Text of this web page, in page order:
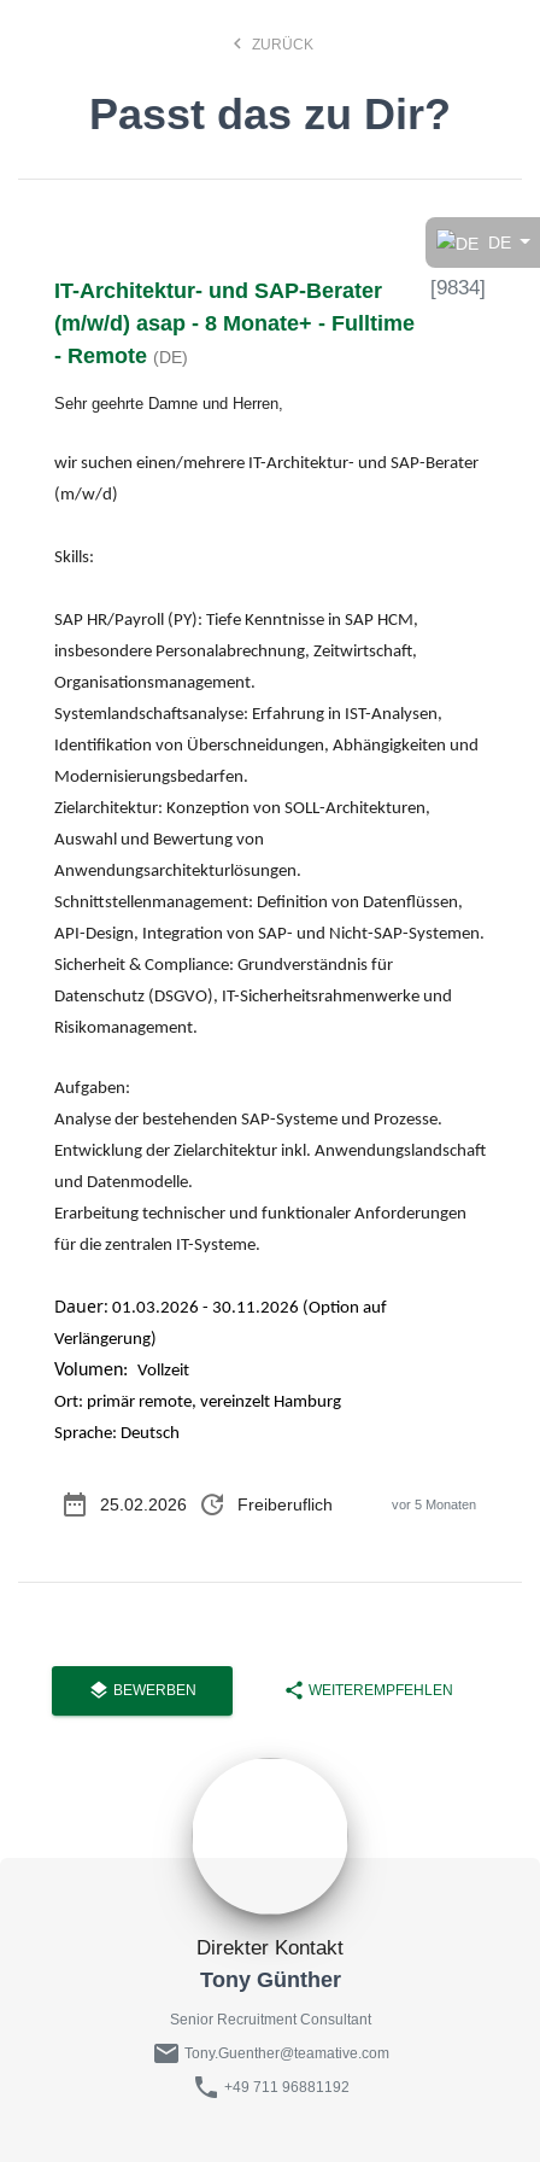
DE
Finde den Job, der Dir
search
Deutsch
keyboard_arrow_left ZURÜCK
Passt das zu Dir?
IT-Architektur- und SAP-Berater
(m/w/d) asap - 8 Monate+ - Fulltime
- Remote (DE)
[9834]
Sehr geehrte Damne und Herren,
wir suchen einen/mehrere IT-Architektur- und SAP-Berater
(m/w/d)
Skills:
SAP HR/Payroll (PY): Tiefe Kenntnisse in SAP HCM,
insbesondere Personalabrechnung, Zeitwirtschaft,
Organisationsmanagement.
Systemlandschaftsanalyse: Erfahrung in IST-Analysen,
Identifikation von Überschneidungen, Abhängigkeiten und
Modernisierungsbedarfen.
Zielarchitektur: Konzeption von SOLL-Architekturen,
Auswahl und Bewertung von
Anwendungsarchitekturlösungen.
Schnittstellenmanagement: Definition von Datenflüssen,
API-Design, Integration von SAP- und Nicht-SAP-Systemen.
Sicherheit & Compliance: Grundverständnis für
Datenschutz (DSGVO), IT-Sicherheitsrahmenwerke und
Risikomanagement.
Aufgaben:
Analyse der bestehenden SAP-Systeme und Prozesse.
Entwicklung der Zielarchitektur inkl. Anwendungslandschaft
und Datenmodelle.
Erarbeitung technischer und funktionaler Anforderungen
für die zentralen IT-Systeme.
Dauer: 01.03.2026 - 30.11.2026 (Option auf
Verlängerung)
Volumen: Vollzeit
Ort: primär remote, vereinzelt Hamburg
Sprache: Deutsch
date_range 25.02.2026 update Freiberuflich vor 5 Monaten
layers BEWERBEN share WEITEREMPFEHLEN
Direkter Kontakt
Tony Günther
Senior Recruitment Consultant
mail Tony.Guenther@teamative.com
phone +49 711 96881192